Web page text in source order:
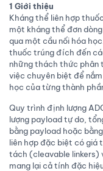
1 Giới thiệu
Kháng thể liên hợp
một kháng thể đơn
qua một cầu nối hóa
thuốc trúng đích đến
những thách thức phân
việc chuyên biệt để
học của từng thành
Quy trình định lượng
lượng payload tự do,
bằng payload hoặc
liên hợp đặc biệt có giá
tách (cleavable linkers)
mang lại cả tính đặc